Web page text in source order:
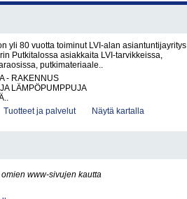
yli 80 vuotta toiminut LVI-alan asiantuntijayritys
Putkitalossa asiakkaita LVI-tarvikkeissa,
putkimateriaale..
- RAKENNUS
LÄMPÖPUMPPUJA
Tuotteet ja palvelut Näytä kartalla
www-sivujen kautta